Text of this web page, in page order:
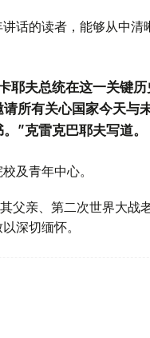
话的读者，能够从中清
耶夫总统在这一关键
所有关心国家今天与
”克雷克巴耶夫写道。
及青年中心。
父亲、第二次世界大战
深切缅怀。